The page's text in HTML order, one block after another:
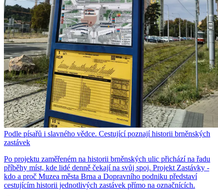
Podle písařů i slavného vědce. Cestující poznají historii brněnských
zastávek
Po projektu zaměřeném na historii brněnských ulic přichází na řadu
příběhy míst, kde lidé denně čekají na svůj spoj. Projekt Zastávky -
kdo a proč Muzea města Brna a Dopravního podniku představí
cestujícím historii jednotlivých zastávek přímo na označnících.